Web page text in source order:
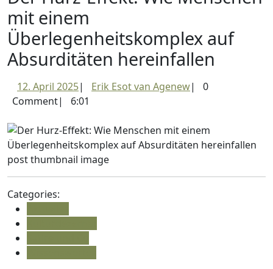
mit einem
Überlegenheitskomplex auf
Absurditäten hereinfallen
12. April 202512.
April
| Erik Esot van AgenewErik
Agenew
|
0
Comment| 6:01
Categories: